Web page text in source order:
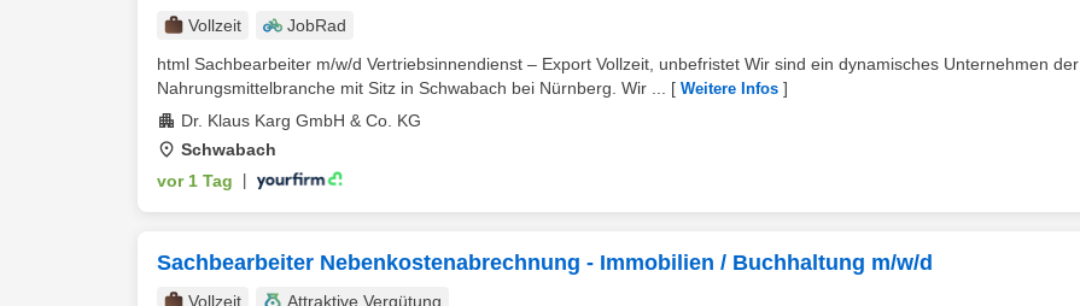
Vollzeit
JobRad
html Sachbearbeiter m/w/d Vertriebsinnendienst – Export Vollzeit, unbefristet Wir sind ein dynamisches Unternehmen der
Nahrungsmittelbranche mit Sitz in Schwabach bei Nürnberg. Wir ...
[ Weitere Infos ]
Dr. Klaus Karg GmbH & Co. KG
Schwabach
vor 1 Tag
Sachbearbeiter Nebenkostenabrechnung - Immobilien / Buchhaltung m/w/d
Vollzeit Attraktive Vergütung